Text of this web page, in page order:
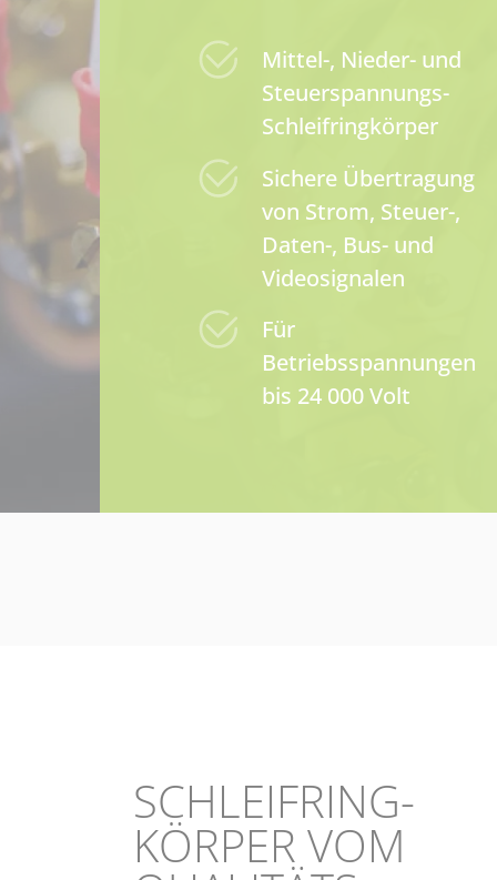
Mittel-, Nieder- und
Steuerspannungs-
Schleifringkörper
Sichere Übertragung
von Strom, Steuer-,
Daten-, Bus- und
Videosignalen
Für
Betriebsspannungen
bis 24 000 Volt
SCHLEIFRING­
KÖRPER VOM